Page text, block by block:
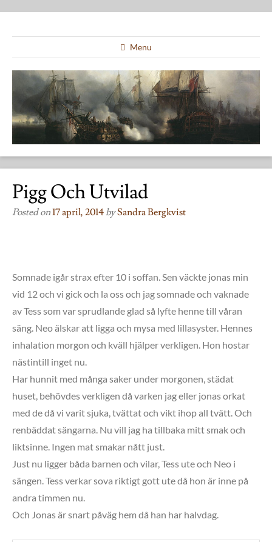
Menu
Pigg Och Utvilad
Posted on17 april, 2014 bySandra Bergkvist
Somnade igår strax efter 10 i soffan. Sen väckte jonas min
vid 12 och vi gick och la oss och jag somnade och vaknade
av Tess som var sprudlande glad så lyfte henne till våran
säng. Neo älskar att ligga och mysa med lillasyster. Hennes
inhalation morgon och kväll hjälper verkligen. Hon hostar
nästintill inget nu.
Har hunnit med många saker under morgonen, städat
huset, behövdes verkligen då varken jag eller jonas orkat
med de då vi varit sjuka, tvättat och vikt ihop all tvätt. Och
renbäddat sängarna. Nu vill jag ha tillbaka mitt smak och
liktsinne. Ingen mat smakar nått just.
Just nu ligger båda barnen och vilar, Tess ute och Neo i
sängen. Tess verkar sova riktigt gott ute då hon är inne på
andra timmen nu.
Och Jonas är snart påväg hem då han har halvdag.